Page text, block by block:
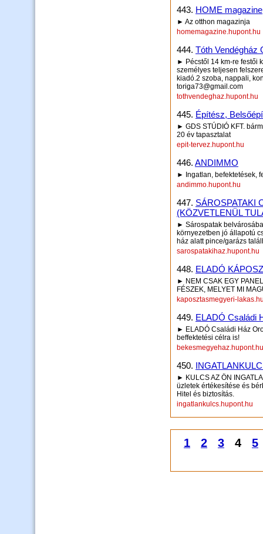
443. HOME magazine
► Az otthon magazinja
homemagazine.hupont.hu
444. Tóth Vendégház
► Pécstől 14 km-re festői
személyes teljesen
kiadó.2 szoba, nappali,
toriga73@gmail.com
tothvendeghaz.hupont.hu
445. Építész,
► GDS STÚDIÓ KFT.
20 év tapasztalat
epit-tervez.hupont.hu
446. ANDIMMO
► Ingatlan, befektetések,
andimmo.hupont.hu
447. SÁROSPATAKI
(KÖZVETLENÜL
► Sárospatak
környezetben jó állapotú
ház alatt pince/garázs
sarospatakihaz.hupont.hu
448. ELADÓ
► NEM CSAK EGY
FÉSZEK, MELYET MI
kaposztasmegyeri-
449. ELADÓ Családi
► ELADÓ Családi Ház
beffektetési célra is!
bekesmegyehaz.hupont.hu
450.
► KULCS AZ ÖN
üzletek értékesítése és
Hitel és biztosítás.
ingatlankulcs.hupont.hu
1 2 3 4 5